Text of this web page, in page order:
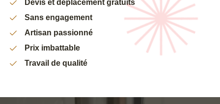
Devis et déplacement gratuits
Sans engagement
Artisan passionné
Prix imbattable
Travail de qualité